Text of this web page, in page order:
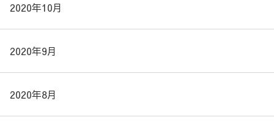
2020年10月
2020年9月
2020年8月